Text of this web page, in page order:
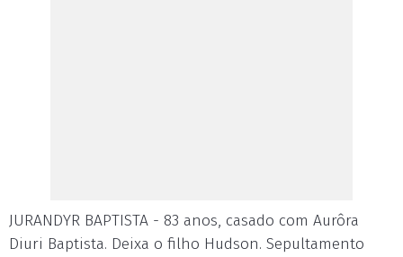
JURANDYR BAPTISTA - 83 anos, casado com Aurôra
Diuri Baptista. Deixa o filho Hudson. Sepultamento